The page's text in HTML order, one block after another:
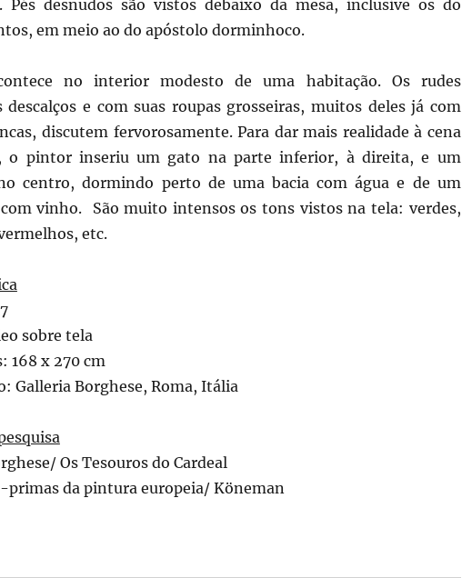
Pés desnudos são vistos debaixo da mesa, inclusive os do
em meio ao do apóstolo dorminhoco.
no interior modesto de uma habitação. Os rudes
descalços e com suas roupas grosseiras, muitos deles já com
discutem fervorosamente. Para dar mais realidade à cena
o pintor inseriu um gato na parte inferior, à direita, e um
centro, dormindo perto de uma bacia com água e de um
vinho. São muito intensos os tons vistos na tela: verdes,
etc.
sobre tela
168 x 270 cm
Galleria Borghese, Roma, Itália
Os Tesouros do Cardeal
primas da pintura europeia/ Köneman